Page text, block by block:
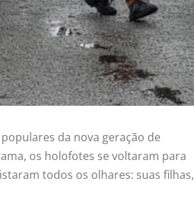
da nova geração de
os holofotes se voltaram para
todos os olhares: suas filhas,